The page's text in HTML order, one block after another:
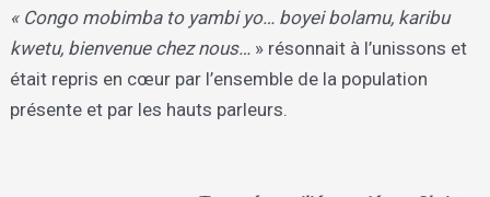
« Congo mobimba to yambi yo… boyei bolamu, karibu
kwetu, bienvenue chez nous… » résonnait à l’unissons et
était repris en cœur par l’ensemble de la population
présente et par les hauts parleurs.